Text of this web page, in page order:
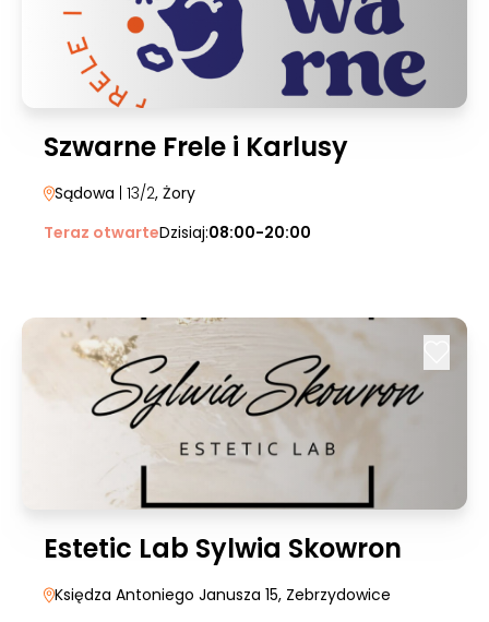
Szwarne Frele i Karlusy
Sądowa | 13/2, Żory
Teraz otwarteDzisiaj:08:00-20:00
Estetic Lab Sylwia Skowron
Księdza Antoniego Janusza 15, Zebrzydowice